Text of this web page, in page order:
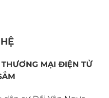
MẠI ĐIỆN TỬ